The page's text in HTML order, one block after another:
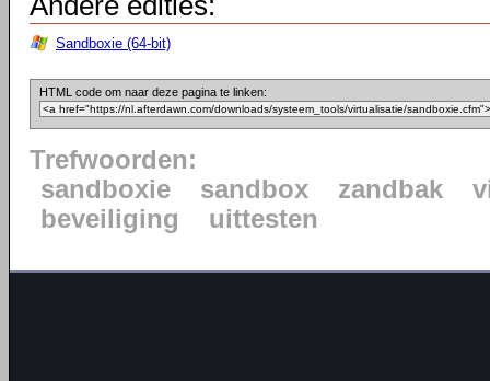
Sandboxie (64-bit)
HTML code om naar deze pagina te linken:
Trefwoorden:
sandboxie
sandbox zandbak
beveiliging
uittesten